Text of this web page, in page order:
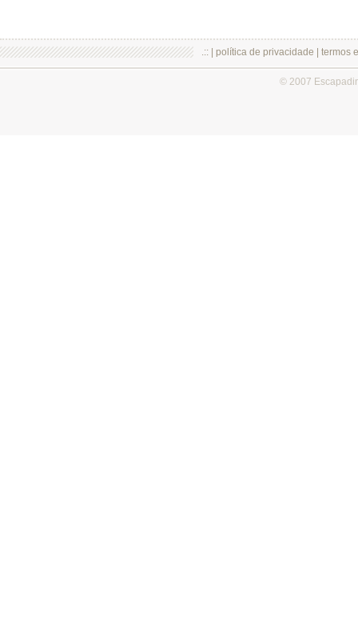
.:: | política de privacidade termos
© 2007